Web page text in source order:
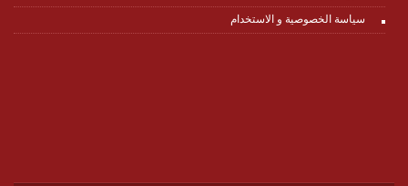
سياسة الخصوصية و الاستخدام